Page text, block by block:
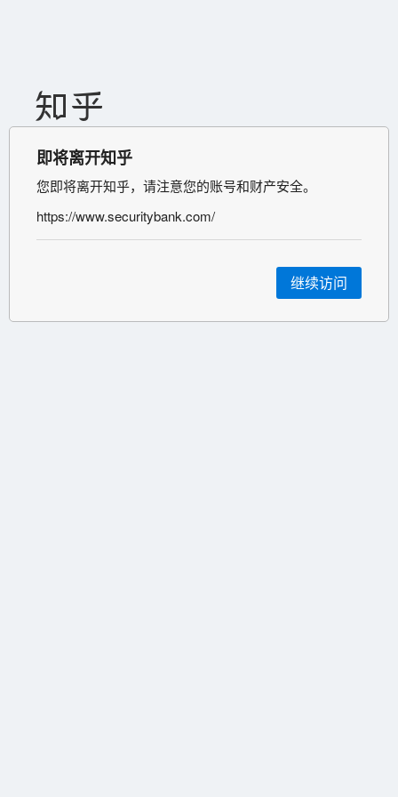
即将离开知乎
您即将离开知乎，请注意您的账号和财产安全。
https://www.securitybank.com/
继续访问